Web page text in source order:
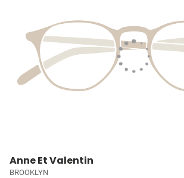
Anne Et Valentin
BROOKLYN